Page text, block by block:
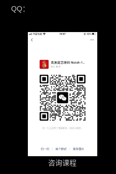
QQ：
咨询课程